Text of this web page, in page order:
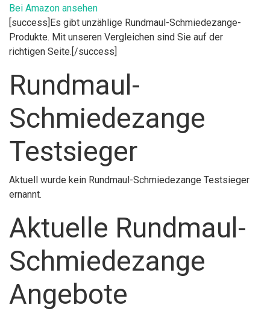
Bei Amazon ansehen
[success]Es gibt unzählige Rundmaul-Schmiedezange-
Produkte. Mit unseren Vergleichen sind Sie auf der
richtigen Seite.[/success]
Rundmaul-
Schmiedezange
Testsieger
Aktuell wurde kein Rundmaul-Schmiedezange Testsieger
ernannt.
Aktuelle Rundmaul-
Schmiedezange
Angebote